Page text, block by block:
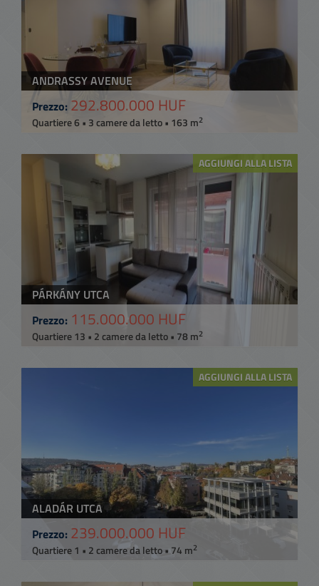
ANDRASSY AVENUE
Prezzo: 292.800.000 HUF
Quartiere 6 • 3 camere da letto • 163 m2
AGGIUNGI ALLA LISTA
PÁRKÁNY UTCA
Prezzo: 115.000.000 HUF
Quartiere 13 • 2 camere da letto • 78 m2
AGGIUNGI ALLA LISTA
ALADÁR UTCA
Prezzo: 239.000.000 HUF
Quartiere 1 • 2 camere da letto • 74 m2